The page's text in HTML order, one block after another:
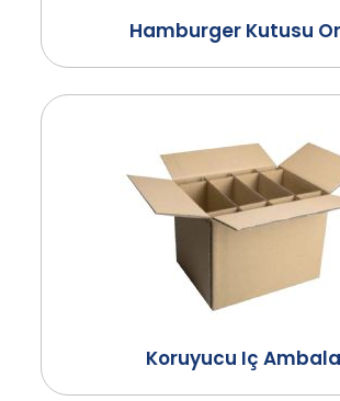
Hamburger Kutusu
Koruyucu Iç